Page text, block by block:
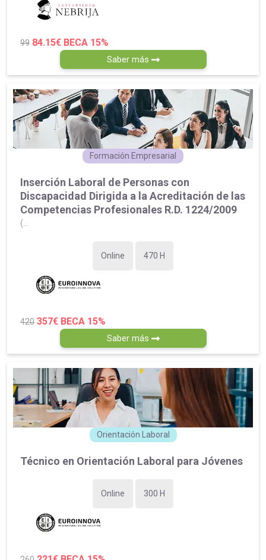
99 84.15€ BECA 15%
Saber más
Formación Empresarial
Inserción Laboral de Personas con
Discapacidad Dirigida a la Acreditación de las
Competencias Profesionales R.D. 1224/2009
(...
Online 470 H
420 357€ BECA 15%
Saber más
Orientación Laboral
Técnico en Orientación Laboral para Jóvenes
Online 300 H